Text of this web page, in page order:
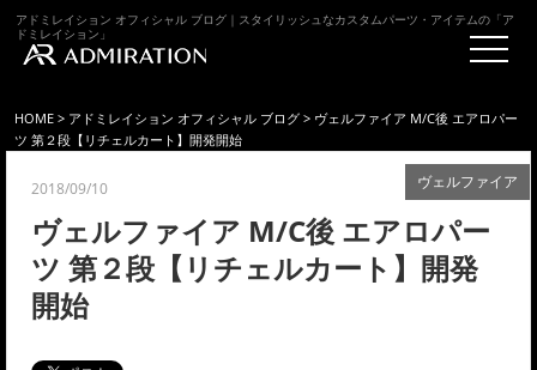
アドミレイション オフィシャル ブログ｜スタイリッシュなカスタムパーツ・アイテムの「ア
ドミレイション」
HOME > アドミレイション オフィシャル ブログ > ヴェルファイア M/C後 エアロパー
ツ 第２段【リチェルカート】開発開始
ヴェルファイア
2018/09/10
ヴェルファイア M/C後 エアロパー
ツ 第２段【リチェルカート】開発
開始